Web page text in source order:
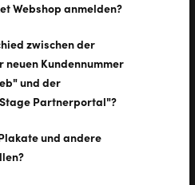
Webshop anmelden?
zwischen der
Kundennummer
und der
Partnerportal"?
und andere